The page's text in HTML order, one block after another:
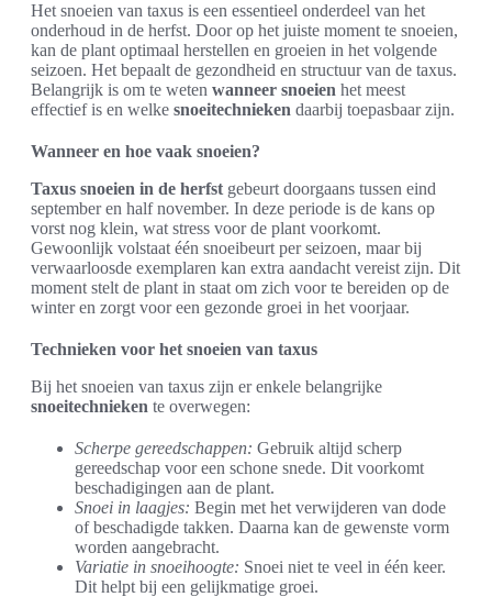
Het snoeien van taxus is een essentieel onderdeel van het
onderhoud in de herfst. Door op het juiste moment te snoeien,
kan de plant optimaal herstellen en groeien in het volgende
seizoen. Het bepaalt de gezondheid en structuur van de taxus.
Belangrijk is om te weten wanneer snoeien het meest
effectief is en welke snoeitechnieken daarbij toepasbaar zijn.
Wanneer en hoe vaak snoeien?
Taxus snoeien in de herfst gebeurt doorgaans tussen eind
september en half november. In deze periode is de kans op
vorst nog klein, wat stress voor de plant voorkomt.
Gewoonlijk volstaat één snoeibeurt per seizoen, maar bij
verwaarloosde exemplaren kan extra aandacht vereist zijn. Dit
moment stelt de plant in staat om zich voor te bereiden op de
winter en zorgt voor een gezonde groei in het voorjaar.
Technieken voor het snoeien van taxus
Bij het snoeien van taxus zijn er enkele belangrijke
snoeitechnieken te overwegen:
Scherpe gereedschappen: Gebruik altijd scherp
gereedschap voor een schone snede. Dit voorkomt
beschadigingen aan de plant.
Snoei in laagjes: Begin met het verwijderen van dode
of beschadigde takken. Daarna kan de gewenste vorm
worden aangebracht.
Variatie in snoeihoogte: Snoei niet te veel in één keer.
Dit helpt bij een gelijkmatige groei.